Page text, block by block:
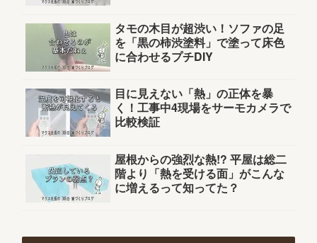
タモの木目が超渋い！ソファの足
を「黒の柿渋塗料」で塗って床色
に合わせるプチDIY
目に見えない「熱」の正体を暴
く！工事中4現場をサーモカメラで
比較検証
屋根からの強烈な熱!? 平屋は総二
階より「熱を受ける面」がこんな
に増えるって知ってた？